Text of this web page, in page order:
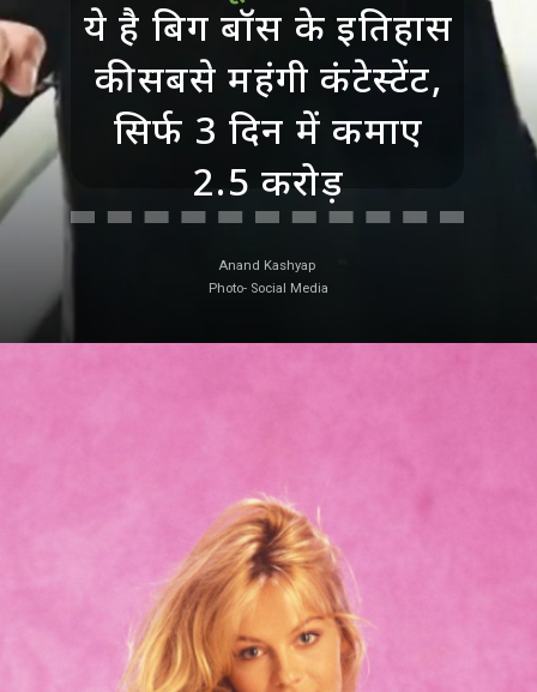
Anand Kashyap
Photo- Social Media
ये है बिग बॉस के इतिहास
की सबसे महंगी कंटेस्टेंट,
सिर्फ 3 दिन में कमाए
2.5 करोड़